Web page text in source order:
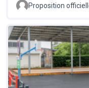
Proposition